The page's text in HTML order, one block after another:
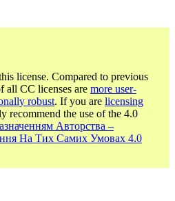
license. Compared to previous
all CC licenses are more user-
robust. If you are licensing
recommend the use of the 4.0
Авторства –
На Тих Самих Умовах 4.0